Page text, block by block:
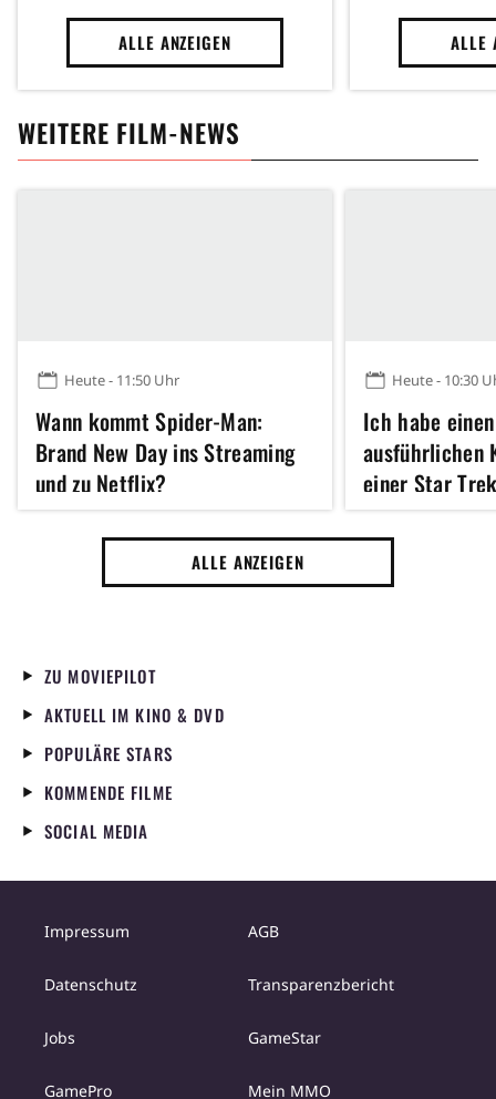
ALLE ANZEIGEN ALLE
WEITERE FILM-NEWS
Heute - 11:50 Uhr
Wann kommt Spider-Man:
Brand New Day ins Streaming
und zu Netflix?
Heute - 10:30
Ich habe
ausführlichen
einer Star
Sekunden zu
ALLE ANZEIGEN
ZU MOVIEPILOT
AKTUELL IM KINO & DVD
POPULÄRE STARS
KOMMENDE FILME
SOCIAL MEDIA
Impressum AGB
Datenschutz Transparenzbericht
Jobs GameStar
GamePro Mein MMO